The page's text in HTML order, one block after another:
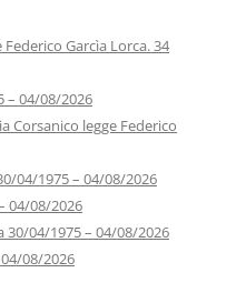
Garcìa Lorca. 34
– 04/08/2026
Corsanico legge Federico
04/1975 – 04/08/2026
04/08/2026
30/04/1975 – 04/08/2026
08/2026